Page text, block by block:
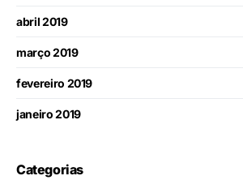
abril 2019
março 2019
fevereiro 2019
janeiro 2019
Categorias